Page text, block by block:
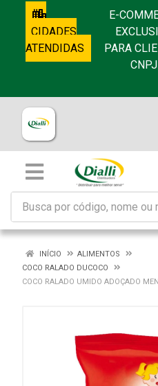
CIDADES
ATENDIDAS
E-
PARA
CNPJ
INÍCIO
ALIMENTOS
COCO RALADO DUCOCO
COCO RALADO UMIDO ADOÇADO